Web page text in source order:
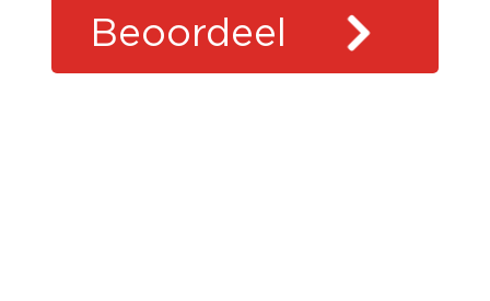
Beoordeel